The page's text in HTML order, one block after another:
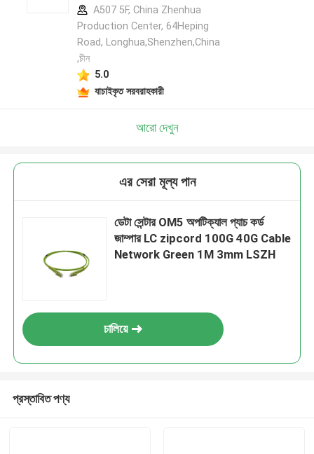
A507 5F, China Zhenhua
Production Center, 64Heping
Road, Longhua,Shenzhen,China
,চীন
5.0
যাচাইকৃত সরবরাহকারী
আরো দেখুন
এর সেরা মূল্য পান
ডেটা সেন্টার OM5 অপটিক্যাল প্যাচ কর্ড
জাম্পার LC zipcord 100G 40G Cable
Network Green 1M 3mm LSZH
চালিয়ে
প্রস্তাবিত পণ্য